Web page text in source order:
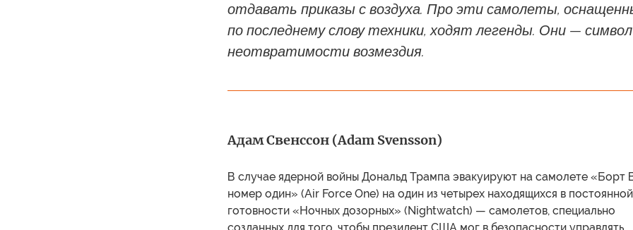
отдавать приказы с воздуха. Про эти самолеты,
по последнему слову техники, ходят легенды. Они — символ
неотвратимости возмездия.
Адам Свенссон (Adam Svensson)
В случае ядерной войны Дональд Трампа эвакуируют на самолете «Борт
номер один» (Air Force One) на один из четырех находящихся в постоянной
готовности «Ночных дозорных» (Nightwatch) — самолетов, специально